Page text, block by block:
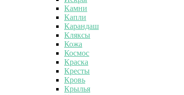
Камни
Капли
Карандаш
Кляксы
Кожа
Космос
Краска
Кресты
Кровь
Крылья